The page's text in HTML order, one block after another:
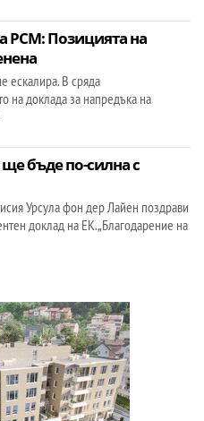
РСМ: Позицията на
ескалира. В сряда
на доклада за напредъка на
бъде по-силна с
Урсула фон дер Лайен поздрави
доклад на ЕК.„Благодарение на